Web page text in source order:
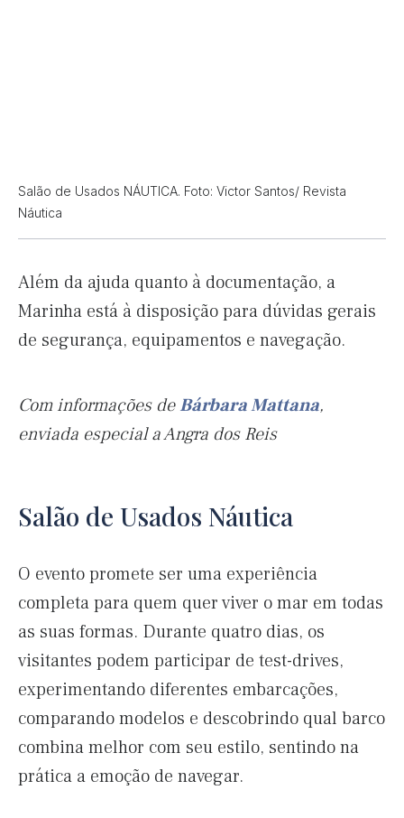
Salão de Usados NÁUTICA. Foto: Victor Santos/ Revista
Náutica
Além da ajuda quanto à documentação, a
Marinha está à disposição para dúvidas gerais
de segurança, equipamentos e navegação.
Com informações deBárbara Mattana,
enviada especial a Angra dos Reis
Salão de Usados Náutica
O evento promete ser uma experiência
completa para quem quer viver o mar em todas
as suas formas. Durante quatro dias, os
visitantes podem participar de test-drives,
experimentando diferentes embarcações,
comparando modelos e descobrindo qual barco
combina melhor com seu estilo, sentindo na
prática a emoção de navegar.